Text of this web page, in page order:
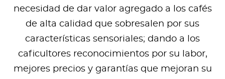
necesidad de dar valor agregado a los cafés
de alta calidad que sobresalen por sus
características sensoriales; dando a los
caficultores reconocimientos por su labor,
mejores precios y garantías que mejoran su